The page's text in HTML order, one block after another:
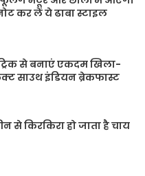
कर लें ये ढाबा स्टाइल
से बनाएं एकदम खिला-
साउथ इंडियन ब्रेकफास्ट
से किरकिरा हो जाता है चाय